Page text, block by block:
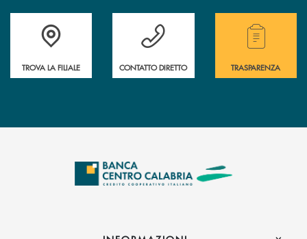
Accedi all' elenco completo delle filiali .
TROVA LA FILIALE
Hai bisogno di assistenza immediata ?
CONTATTO DIRETTO
Hai bisogno di
TRASPARENZA